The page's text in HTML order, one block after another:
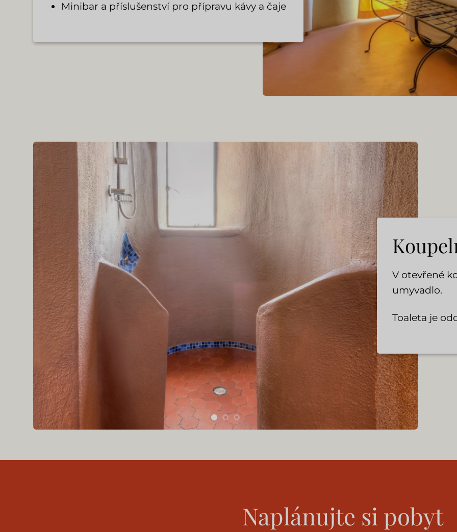
Minibar a příslušenství pro přípravu kávy a čaje
V otevřené
umyvadlo.
Toaleta je
Naplánujte si pobyt